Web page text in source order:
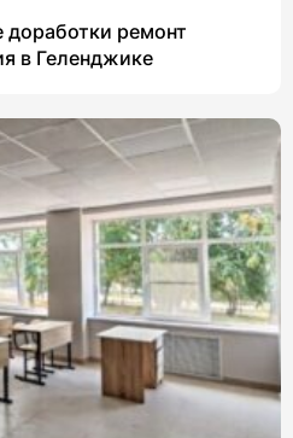
доработки ремонт
в Геленджике